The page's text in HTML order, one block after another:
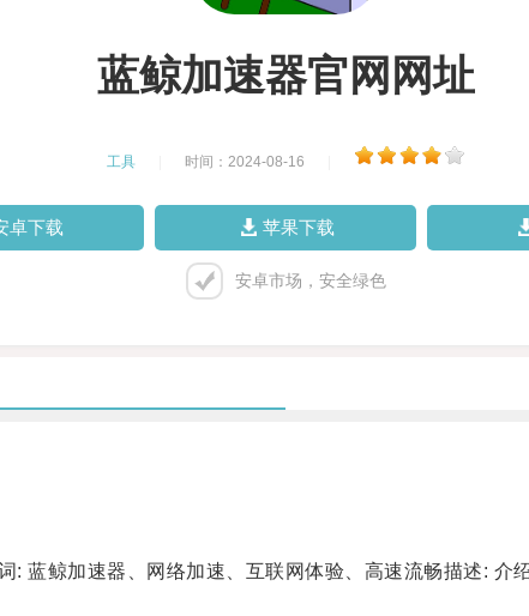
蓝鲸加速器官网网址
工具 时间：2024-08-16
卓下载 苹果下载
安卓市场，安全绿色
鲸加速器、网络加速、互联网体验、高速流畅描述: 介